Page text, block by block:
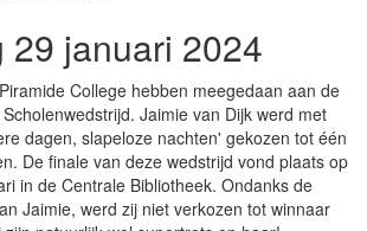
29 januari 2024
College hebben meegedaan aan de
Jaimie van Dijk werd met
dagen, slapeloze nachten' gekozen tot één
De finale van deze wedstrijd vond plaats op
in de Centrale Bibliotheek. Ondanks de
Jaimie, werd zij niet verkozen tot winnaar